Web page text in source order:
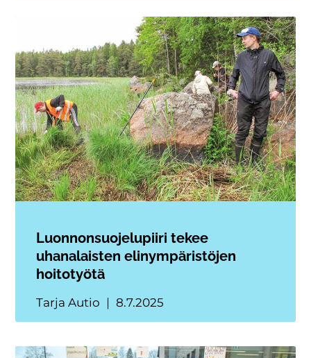
Luonnonsuojelupiiri tekee
uhanalaisten elinympäristöjen
hoitotyötä
Tarja Autio 8.7.2025